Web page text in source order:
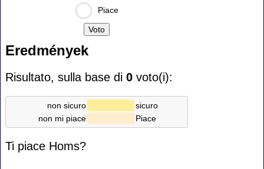
Piace
Eredmények
Risultato, sulla base di 0 voto(i):
non sicuro
sicuro
non mi piace
Piace
Ti piace Homs?